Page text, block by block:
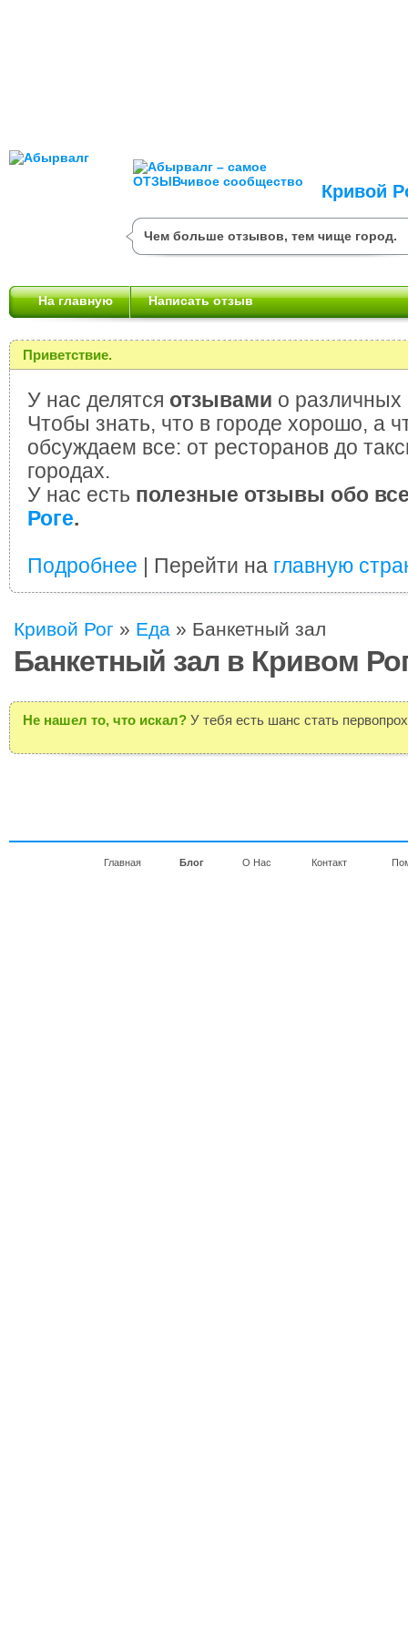
Кривой
Чем больше отзывов, тем чище город.
На главную Написать отзыв
Приветствие.
У нас делятся отзывами о различных
Чтобы знать, что в городе хорошо, а
обсуждаем все: от ресторанов до
городах.
У нас есть полезные отзывы обо
Роге.
Подробнее | Перейти на главную
Кривой Рог » Еда » Банкетный зал
Банкетный зал в Кривом
Не нашел то, что искал? У тебя есть шанс стать
Главная Блог О Нас Контакт